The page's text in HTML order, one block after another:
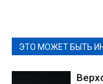
ЭТО МОЖЕТ БЫТЬ